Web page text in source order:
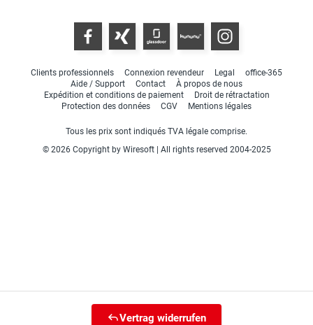
Clients professionnels Connexion revendeur Legal
office-365
Aide / Support
Contact
À propos de nous
Expédition et conditions de paiement
Droit de rétractation
Protection des données
CGV Mentions légales
Tous les prix sont indiqués TVA légale comprise.
© 2026 Copyright by Wiresoft | All rights reserved 2004-2025
Vertrag widerrufen